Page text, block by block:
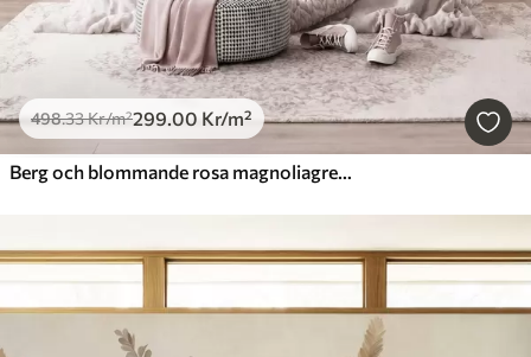
498.33Kr/m²299.00 Kr/m²
Berg och blommande rosa magnoliagrenar, ett landskap med varierad struktur